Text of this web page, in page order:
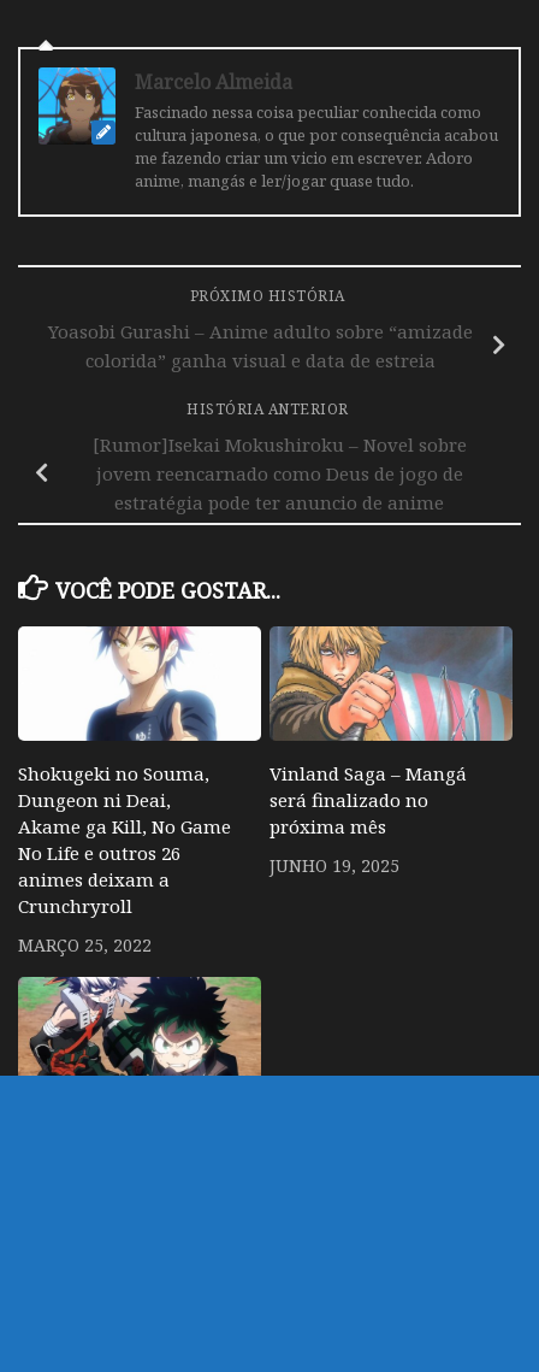
Marcelo Almeida
Fascinado nessa coisa peculiar conhecida como
cultura japonesa, o que por consequência acabou
me fazendo criar um vicio em escrever. Adoro
anime, mangás e ler/jogar quase tudo.
PRÓXIMO HISTÓRIA
Yoasobi Gurashi – Anime adulto sobre “amizade
colorida” ganha visual e data de estreia
HISTÓRIA ANTERIOR
[Rumor]Isekai Mokushiroku – Novel sobre
jovem reencarnado como Deus de jogo de
estratégia pode ter anuncio de anime
VOCÊ PODE GOSTAR...
Shokugeki no Souma,
Dungeon ni Deai,
Akame ga Kill, No Game
No Life e outros 26
animes deixam a
Crunchryroll
MARÇO 25, 2022
Vinland Saga – Mangá
será finalizado no
próxima mês
JUNHO 19, 2025